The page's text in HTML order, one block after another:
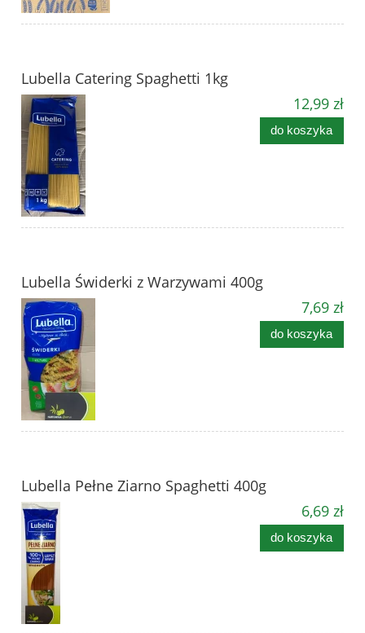
Lubella Catering Spaghetti 1kg
12,99 zł
do koszyka
Lubella Świderki z Warzywami 400g
7,69 zł
do koszyka
Lubella Pełne Ziarno Spaghetti 400g
6,69 zł
do koszyka